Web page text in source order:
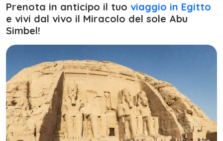
Prenota in anticipo il tuo viaggio in Egitto
e vivi dal vivo il Miracolo del sole Abu
Simbel!